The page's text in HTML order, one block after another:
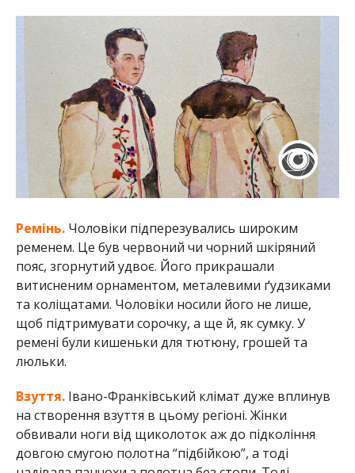
Ремінь.Чоловіки підперезувались широким
ременем. Це був червоний чи чорний шкіряний
пояс, згорнутий удвоє. Його прикрашали
витисненим орнаментом, металевими ґудзиками
та коліщатами. Чоловіки носили його не лише,
щоб підтримувати сорочку, а ще й, як сумку. У
ремені були кишеньки для тютюну, грошей та
люльки.
Взуття.Івано-Франківський клімат дуже вплинув
на створення взуття в цьому регіоні. Жінки
обвивали ноги від щиколоток аж до підкоління
довгою смугою полотна “підбійкою”, а тоді